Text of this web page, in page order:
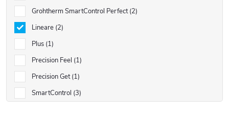
Grohtherm SmartControl Perfect 2
Lineare 2
Plus 1
Precision Feel 1
Precision Get 1
SmartControl 3